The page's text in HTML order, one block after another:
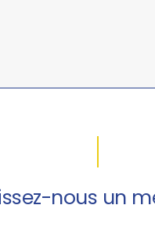
nous un